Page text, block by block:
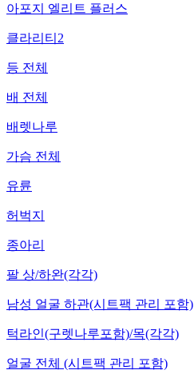
아포지 엘리트 플러스
클라리티2
등 전체
배 전체
배렛나루
가슴 전체
유륜
허벅지
종아리
팔 상/하완(각각)
남성 얼굴 하관(시트팩 관리 포함)
턱라인(구렛나루포함)/목(각각)
얼굴 전체 (시트팩 관리 포함)